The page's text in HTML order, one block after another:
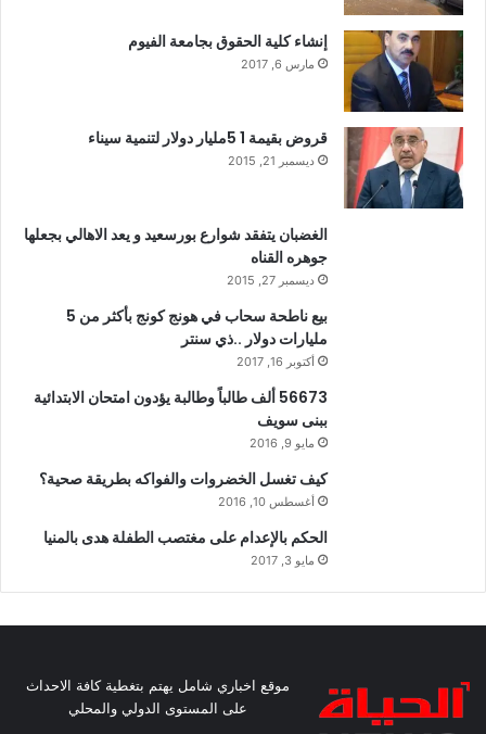
إنشاء كلية الحقوق بجامعة الفيوم
مارس 6, 2017
قروض بقيمة 1 5مليار دولار لتنمية سيناء
ديسمبر 21, 2015
الغضبان يتفقد شوارع بورسعيد و يعد الاهالي بجعلها
جوهره القناه
ديسمبر 27, 2015
بيع ناطحة سحاب في هونج كونج بأكثر من 5
مليارات دولار ..ذي سنتر
أكتوبر 16, 2017
56673 ألف طالباً وطالبة يؤدون امتحان الابتدائية
ببنى سويف
مايو 9, 2016
كيف تغسل الخضروات والفواكه بطريقة صحية؟
أغسطس 10, 2016
الحكم بالإعدام على مغتصب الطفلة هدى بالمنيا
مايو 3, 2017
موقع اخباري شامل يهتم بتغطية كافة الاحداث
على المستوى الدولي والمحلي